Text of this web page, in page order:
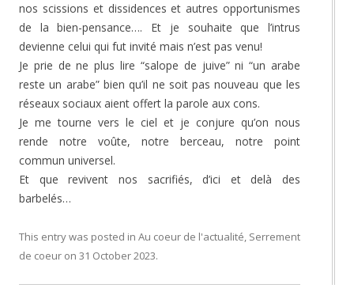
nos scissions et dissidences et autres opportunismes
de la bien-pensance…. Et je souhaite que l’intrus
devienne celui qui fut invité mais n’est pas venu!
Je prie de ne plus lire “salope de juive” ni “un arabe
reste un arabe” bien qu’il ne soit pas nouveau que les
réseaux sociaux aient offert la parole aux cons.
Je me tourne vers le ciel et je conjure qu’on nous
rende notre voûte, notre berceau, notre point
commun universel.
Et que revivent nos sacrifiés, d’ici et delà des
barbelés…
This entry was posted in Au coeur de l'actualité, Serrement
de coeur on 31 October 2023.